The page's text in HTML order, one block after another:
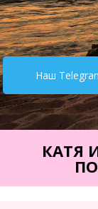
Страны
Турция от
Кипр от $251
Египет от
Тунис от $245
Италия от
Наш
КАТЯ